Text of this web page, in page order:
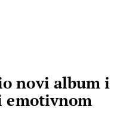
novi album i
emotivnom